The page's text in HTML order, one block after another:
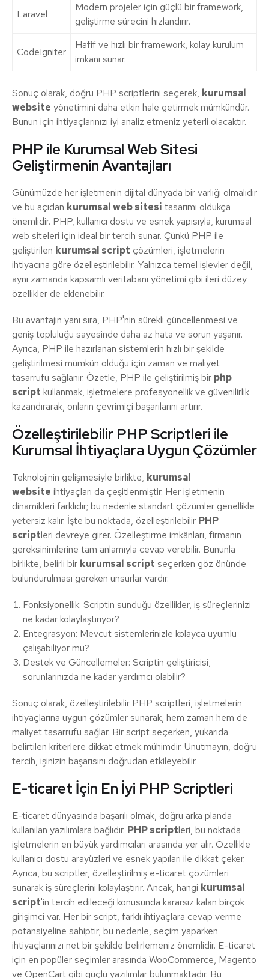
Laravel
Modern projeler için güçlü bir framework,
geliştirme sürecini hızlandırır.
CodeIgniter
Hafif ve hızlı bir framework, kolay kurulum
imkanı sunar.
Sonuç olarak, doğru PHP scriptlerini seçerek, kurumsal
website yönetimini daha etkin hale getirmek mümkündür.
Bunun için ihtiyaçlarınızı iyi analiz etmeniz yeterli olacaktır.
PHP ile Kurumsal Web Sitesi
Geliştirmenin Avantajları
Günümüzde her işletmenin dijital dünyada bir varlığı olmalıdır
ve bu açıdan kurumsal web sitesi tasarımı oldukça
önemlidir. PHP, kullanıcı dostu ve esnek yapısıyla, kurumsal
web siteleri için ideal bir tercih sunar. Çünkü PHP ile
geliştirilen kurumsal script çözümleri, işletmelerin
ihtiyacına göre özelleştirilebilir. Yalnızca temel işlevler değil,
aynı zamanda kapsamlı veritabanı yönetimi gibi ileri düzey
özellikler de eklenebilir.
Bu avantajın yanı sıra, PHP'nin sürekli güncellenmesi ve
geniş topluluğu sayesinde daha az hata ve sorun yaşanır.
Ayrıca, PHP ile hazırlanan sistemlerin hızlı bir şekilde
geliştirilmesi mümkün olduğu için zaman ve maliyet
tasarrufu sağlanır. Özetle, PHP ile geliştirilmiş bir php
script kullanmak, işletmelere profesyonellik ve güvenilirlik
kazandırarak, onların çevrimiçi başarılarını artırır.
Özelleştirilebilir PHP Scriptleri ile
Kurumsal İhtiyaçlara Uygun Çözümler
Teknolojinin gelişmesiyle birlikte, kurumsal
website ihtiyaçları da çeşitlenmiştir. Her işletmenin
dinamikleri farklıdır; bu nedenle standart çözümler genellikle
yetersiz kalır. İşte bu noktada, özelleştirilebilir PHP
scriptleri devreye girer. Özelleştirme imkânları, firmanın
gereksinimlerine tam anlamıyla cevap verebilir. Bununla
birlikte, belirli bir kurumsal script seçerken göz önünde
bulundurulması gereken unsurlar vardır.
Fonksiyonellik: Scriptin sunduğu özellikler, iş süreçlerinizi
ne kadar kolaylaştırıyor?
Entegrasyon: Mevcut sistemlerinizle kolayca uyumlu
çalışabiliyor mu?
Destek ve Güncellemeler: Scriptin geliştiricisi,
sorunlarınızda ne kadar yardımcı olabilir?
Sonuç olarak, özelleştirilebilir PHP scriptleri, işletmelerin
ihtiyaçlarına uygun çözümler sunarak, hem zaman hem de
maliyet tasarrufu sağlar. Bir script seçerken, yukarıda
belirtilen kriterlere dikkat etmek mühimdir. Unutmayın, doğru
tercih, işinizin başarısını doğrudan etkileyebilir.
E-ticaret İçin En İyi PHP Scriptleri
E-ticaret dünyasında başarılı olmak, doğru arka planda
kullanılan yazılımlara bağlıdır. PHP scriptleri, bu noktada
işletmelerin en büyük yardımcıları arasında yer alır. Özellikle
kullanıcı dostu arayüzleri ve esnek yapıları ile dikkat çeker.
Ayrıca, bu scriptler, özelleştirilmiş e-ticaret çözümleri
sunarak iş süreçlerini kolaylaştırır. Ancak, hangi kurumsal
script'in tercih edileceği konusunda kararsız kalan birçok
girişimci var. Her bir script, farklı ihtiyaçlara cevap verme
potansiyeline sahiptir; bu nedenle, seçim yaparken
ihtiyaçlarınızı net bir şekilde belirlemeniz önemlidir. E-ticaret
için en popüler seçimler arasında WooCommerce, Magento
ve OpenCart gibi güçlü yazılımlar bulunmaktadır. Bu